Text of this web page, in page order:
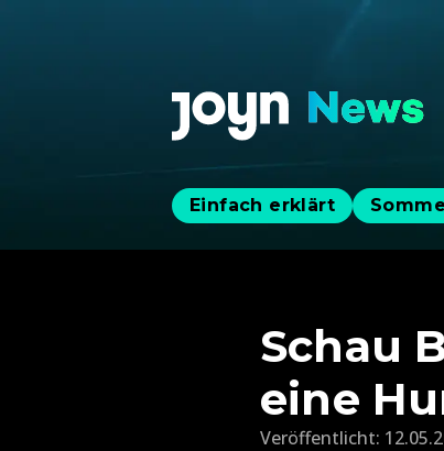
Einfach erklärt
Schau
eine
Veröffentlicht: